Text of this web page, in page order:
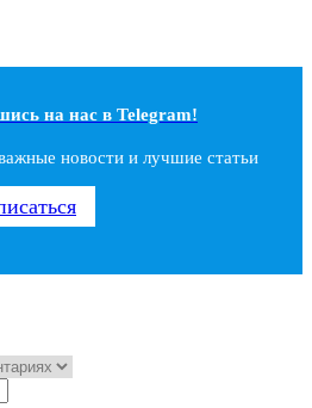
на наc в Telegram!
новости и лучшие статьи